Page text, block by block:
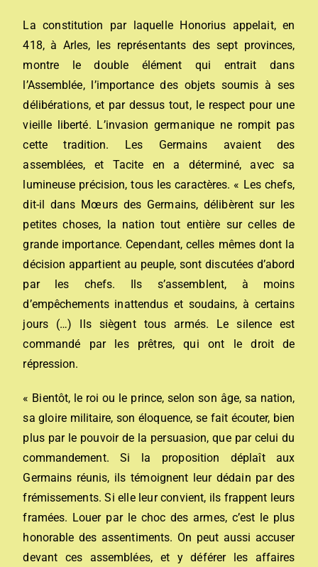
La constitution par laquelle Honorius appelait, en
418, à Arles, les représentants des sept provinces,
montre le double élément qui entrait dans
l’Assemblée, l’importance des objets soumis à ses
délibérations, et par dessus tout, le respect pour une
vieille liberté. L’invasion germanique ne rompit pas
cette tradition. Les Germains avaient des
assemblées, et Tacite en a déterminé, avec sa
lumineuse précision, tous les caractères. « Les chefs,
dit-il dans Mœurs des Germains, délibèrent sur les
petites choses, la nation tout entière sur celles de
grande importance. Cependant, celles mêmes dont la
décision appartient au peuple, sont discutées d’abord
par les chefs. Ils s’assemblent, à moins
d’empêchements inattendus et soudains, à certains
jours (…) Ils siègent tous armés. Le silence est
commandé par les prêtres, qui ont le droit de
répression.
« Bientôt, le roi ou le prince, selon son âge, sa nation,
sa gloire militaire, son éloquence, se fait écouter, bien
plus par le pouvoir de la persuasion, que par celui du
commandement. Si la proposition déplaît aux
Germains réunis, ils témoignent leur dédain par des
frémissements. Si elle leur convient, ils frappent leurs
framées. Louer par le choc des armes, c’est le plus
honorable des assentiments. On peut aussi accuser
devant ces assemblées, et y déférer les affaires